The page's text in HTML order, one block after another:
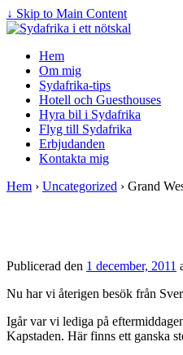
↓ Skip to Main Content
Hem
Om mig
Sydafrika-tips
Hotell och Guesthouses
Hyra bil i Sydafrika
Flyg till Sydafrika
Erbjudanden
Kontakta mig
Hem › Uncategorized › Grand
Publicerad den 1 december, 2011
Nu har vi återigen besök från
Igår var vi lediga på
Kapstaden. Här finns ett ganska